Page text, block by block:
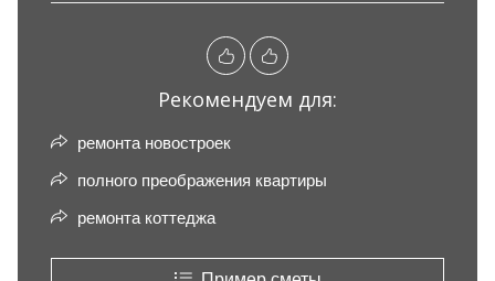
Рекомендуем для:
ремонта новостроек
полного преображения квартиры
ремонта коттеджа